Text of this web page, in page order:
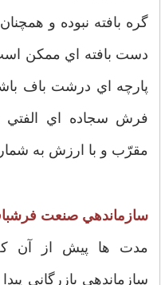
گره بافته نبوده و
دست بافته اي ممكن است
پارچه اي درشت باف
فرش سجاده اي الفتي
مقرّب و با ارزش به
سازماندهي صنعت
مدت ها پيش از آن
سازماندهي بازرگاني